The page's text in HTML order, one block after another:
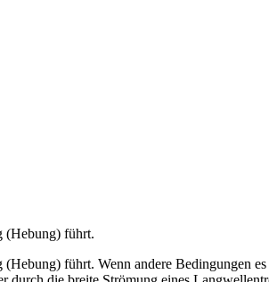
(Hebung) führt.
führt. Wenn andere Bedingungen